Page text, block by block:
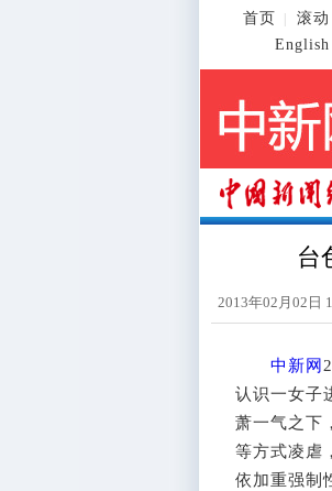
首页 滚动
English
台
2013年02月02日
中新网
认识一女子
萧一气之下
等方式凌虐
依加重强制